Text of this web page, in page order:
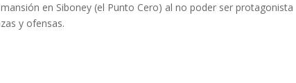
en Siboney (el Punto Cero) al no poder ser protagonista
y ofensas.